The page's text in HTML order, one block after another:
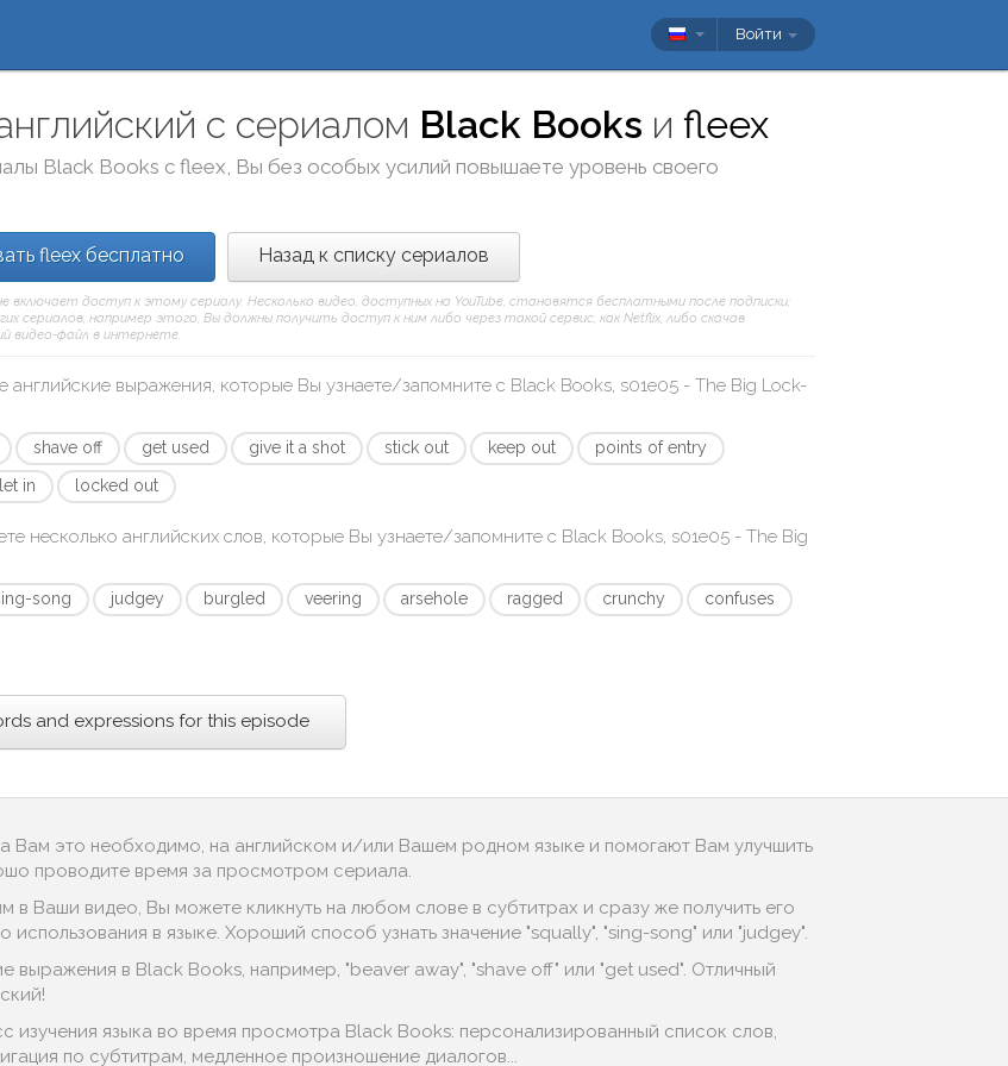
Войти
с сериалом Black Books и fleex
Black Books с fleex, Вы без особых усилий повышаете уровень своего
fleex бесплатно Назад к списку сериалов
включает доступ к этому сериалу. Несколько видео, доступных на YouTube, становятся бесплатными после подписки;
сериалов, например этого, Вы должны получить доступ к ним либо через такой сервис, как Netflix, либо скачав
видео-файл в интернете.
английские выражения, которые Вы узнаете/запомните с Black Books, s01e05 - The Big Lock-
shave off get used give it a shot stick out keep out
points of entry
let in locked out
несколько английских слов, которые Вы узнаете/запомните с Black Books, s01e05 - The Big
song judgey burgled veering arsehole ragged crunchy
confuses
and expressions for this episode
Вам это необходимо, на английском и/или Вашем родном языке и помогают Вам улучшить
проводите время за просмотром сериала.
в Ваши видео, Вы можете кликнуть на любом слове в субтитрах и сразу же получить его
в языке. Хороший способ узнать значение "squally", "sing-song" или "judgey".
выражения в Black Books, например, "beaver away", "shave off" или "get used". Отличный
изучения языка во время просмотра Black Books: персонализированный список слов,
по субтитрам, медленное произношение диалогов...